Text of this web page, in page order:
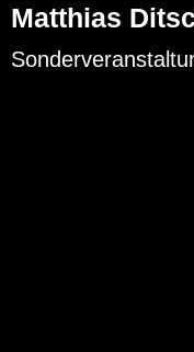
Matthias